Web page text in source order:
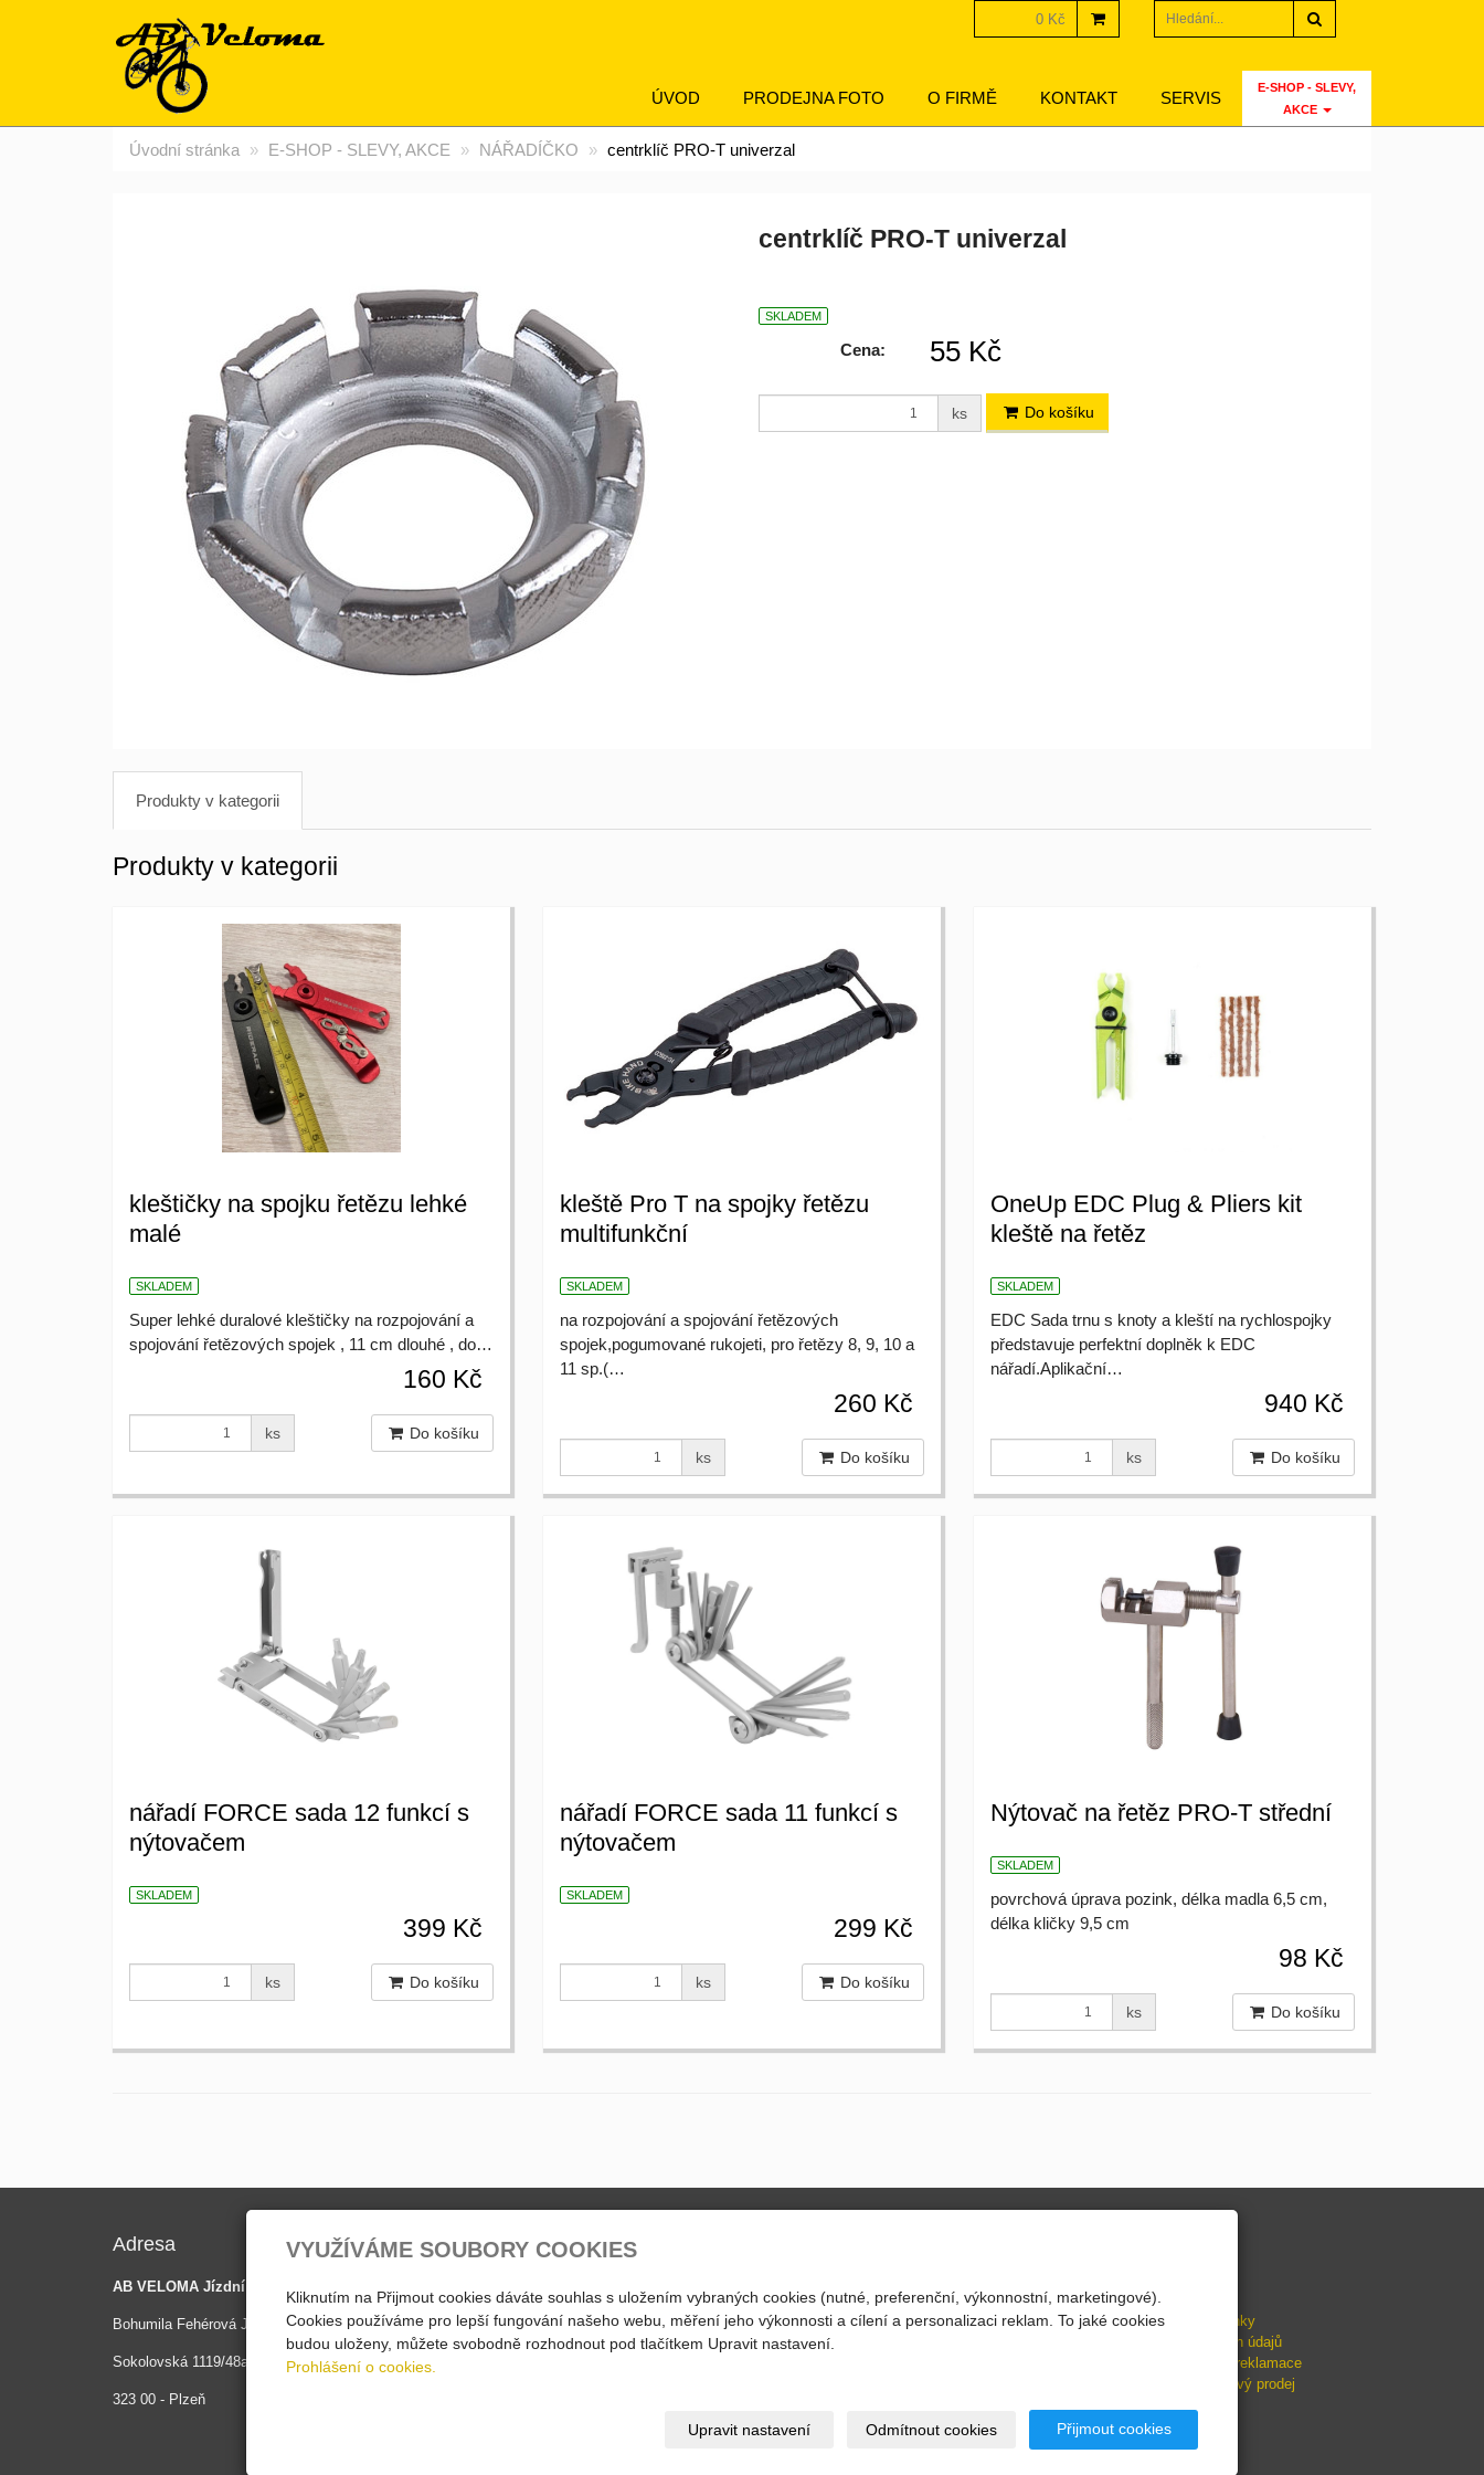
0 Kč
ÚVOD PRODEJNA FOTO O FIRMĚ KONTAKT SERVIS
E-SHOP - SLEVY,
AKCE
Úvodní stránka E-SHOP - SLEVY, AKCE NÁŘADÍČKO centrklíč PRO-T univerzal
centrklíč PRO-T univerzal
SKLADEM
Cena: 55 Kč
ks Do košíku
Produkty v kategorii
Produkty v kategorii
kleštičky na spojku řetězu lehké
malé
SKLADEM
Super lehké duralové kleštičky na rozpojování a
spojování řetězových spojek , 11 cm dlouhé , do…
160 Kč
ks Do košíku
kleště Pro T na spojky řetězu
multifunkční
SKLADEM
na rozpojování a spojování řetězových
spojek,pogumované rukojeti, pro řetězy 8, 9, 10 a
11 sp.(…
260 Kč
ks Do košíku
OneUp EDC Plug & Pliers kit
kleště na řetěz
SKLADEM
EDC Sada trnu s knoty a kleští na rychlospojky
představuje perfektní doplněk k EDC
nářadí.Aplikační…
940 Kč
ks Do košíku
nářadí FORCE sada 12 funkcí s
nýtovačem
SKLADEM
399 Kč
ks Do košíku
nářadí FORCE sada 11 funkcí s
nýtovačem
SKLADEM
299 Kč
ks Do košíku
Nýtovač na řetěz PRO-T střední
SKLADEM
povrchová úprava pozink, délka madla 6,5 cm,
délka kličky 9,5 cm
98 Kč
ks Do košíku
Adresa
AB VELOMA Jízdní kola
Bohumila Fehérová Jánská
Sokolovská 1119/48a
323 00 - Plzeň
Kontakty
Mobil 1 739 570 091
Mobil 2 739 643 240
10:30 - 18:00
SO , NE - zavřeno
Dárkové poukazy
Obchodní podmínky
Ochrana osobních údajů
Doprava, platba, reklamace
ESSOX - splátkový prodej
VYUŽÍVÁME SOUBORY COOKIES
Kliknutím na Přijmout cookies dáváte souhlas s uložením vybraných cookies (nutné, preferenční, výkonnostní, marketingové).
Cookies používáme pro lepší fungování našeho webu, měření jeho výkonnosti a cílení a personalizaci reklam. To jaké cookies
budou uloženy, můžete svobodně rozhodnout pod tlačítkem Upravit nastavení.
Prohlášení o cookies.
Upravit nastavení Odmítnout cookies Přijmout cookies